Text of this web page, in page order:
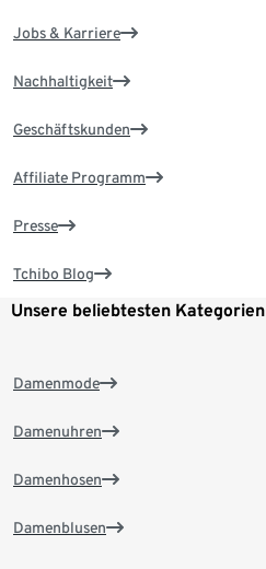
Jobs & Karriere
Nachhaltigkeit
Geschäftskunden
Affiliate Programm
Presse
Tchibo Blog
Unsere beliebtesten Kategorien
Damenmode
Damenuhren
Damenhosen
Damenblusen